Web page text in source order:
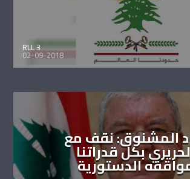
RLL 3
02-09-2018
المشنوق: نقف مع
بكل قدراتنا
الدستورية